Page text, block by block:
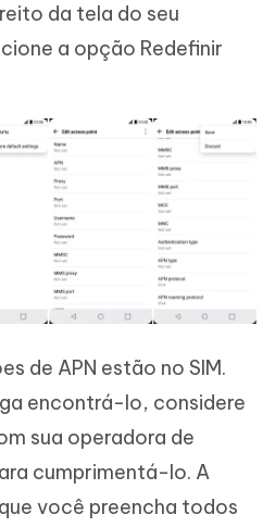
da tela do seu
a opção Redefinir
de APN estão no SIM.
encontrá-lo, considere
sua operadora de
cumprimentá-lo. A
você preencha todos